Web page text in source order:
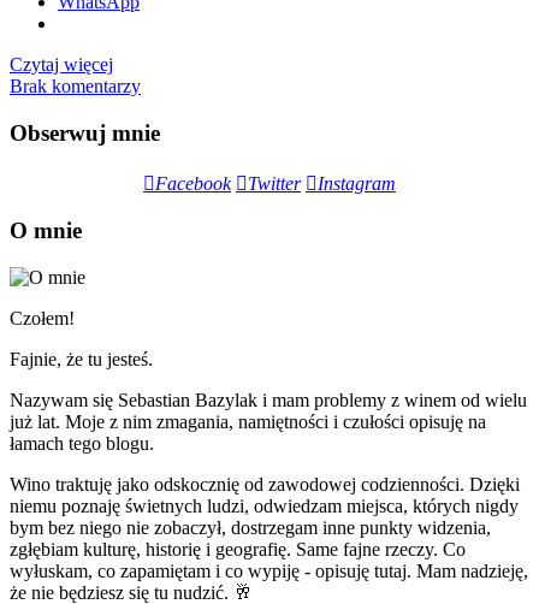
Czytaj więcej
Brak komentarzy
Obserwuj mnie
Facebook Twitter Instagram
O mnie
Czołem!
Fajnie, że tu jesteś.
Nazywam się Sebastian Bazylak i mam problemy z winem od wielu
już lat. Moje z nim zmagania, namiętności i czułości opisuję na
łamach tego blogu.
Wino traktuję jako odskocznię od zawodowej codzienności. Dzięki
niemu poznaję świetnych ludzi, odwiedzam miejsca, których nigdy
bym bez niego nie zobaczył, dostrzegam inne punkty widzenia,
zgłębiam kulturę, historię i geografię. Same fajne rzeczy. Co
wyłuskam, co zapamiętam i co wypiję - opisuję tutaj. Mam nadzieję,
że nie będziesz się tu nudzić. 🥂